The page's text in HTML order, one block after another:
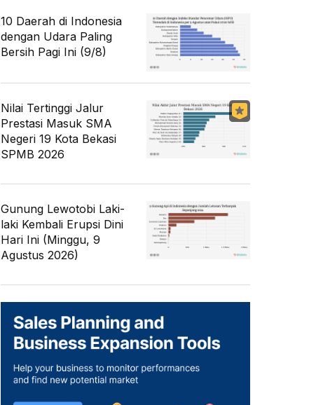
10 Daerah di Indonesia
dengan Udara Paling
Bersih Pagi Ini (9/8)
Nilai Tertinggi Jalur
Prestasi Masuk SMA
Negeri 19 Kota Bekasi
SPMB 2026
Gunung Lewotobi Laki-
laki Kembali Erupsi Dini
Hari Ini (Minggu, 9
Agustus 2026)